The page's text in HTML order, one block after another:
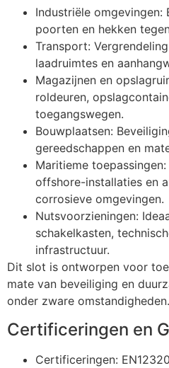
Industriële omgevingen:
poorten en hekken
Transport:
laadruimtes en
Magazijnen en
roldeuren,
toegangswegen.
Bouwplaatsen:
gereedschappen en
Maritieme
offshore-installaties en
corrosieve omgevingen.
Nutsvoorzieningen:
schakelkasten,
infrastructuur.
Dit slot is ontworpen voor
mate van beveiliging en
onder zware omstandigheden.
Certificeringen en
Certificeringen: